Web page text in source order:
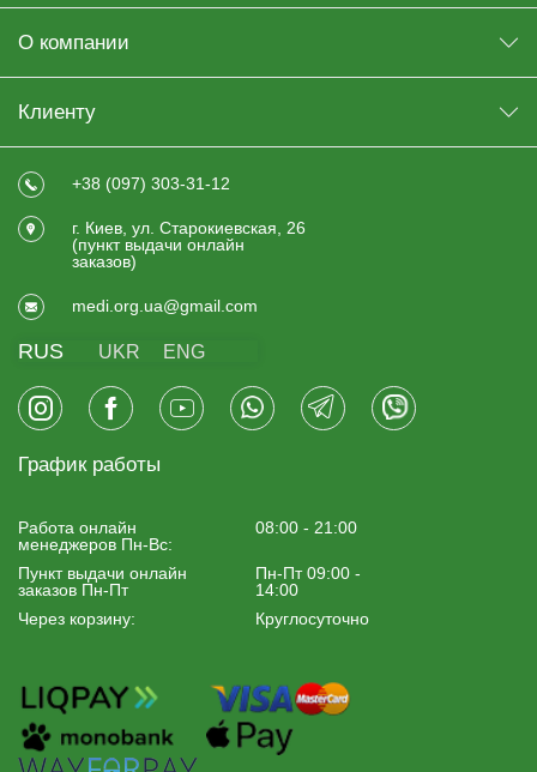
О компании
Клиенту
+38 (097) 303-31-12
г. Киев, ул. Старокиевская, 26
(пункт выдачи онлайн
заказов)
medi.org.ua@gmail.com
RUS UKR ENG
График работы
Работа онлайн
менеджеров Пн-Вс:
08:00 - 21:00
Пункт выдачи онлайн
заказов Пн-Пт
Пн-Пт 09:00 -
14:00
Через корзину:
Круглосуточно